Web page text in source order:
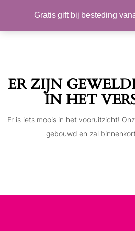
Toggle
MIJN ACCOUNT VERLANGLIJST
ER ZIJN
IN HET
Er is iets moois in het vooruitzicht!
gebouwd en zal
Gratis gift bij besteding